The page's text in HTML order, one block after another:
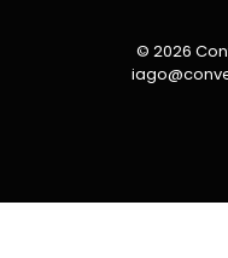
© 2026